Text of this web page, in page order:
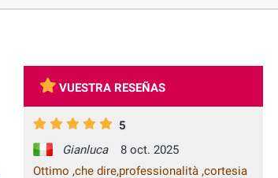
VUESTRA RESEÑAS
5
Gianluca
8 oct. 2025
Ottimo ,che dire,professionalità ,cortesia